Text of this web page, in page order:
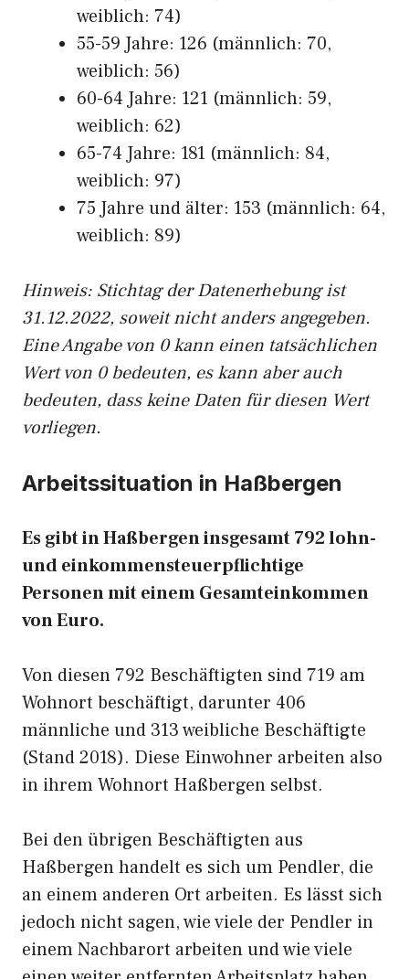
weiblich: 74)
55-59 Jahre: 126 (männlich: 70,
weiblich: 56)
60-64 Jahre: 121 (männlich: 59,
weiblich: 62)
65-74 Jahre: 181 (männlich: 84,
weiblich: 97)
75 Jahre und älter: 153 (männlich: 64,
weiblich: 89)
Hinweis: Stichtag der Datenerhebung ist
31.12.2022, soweit nicht anders angegeben.
Eine Angabe von 0 kann einen tatsächlichen
Wert von 0 bedeuten, es kann aber auch
bedeuten, dass keine Daten für diesen Wert
vorliegen.
Arbeitssituation in Haßbergen
Es gibt in Haßbergen insgesamt 792 lohn-
und einkommensteuerpflichtige
Personen mit einem Gesamteinkommen
von Euro.
Von diesen 792 Beschäftigten sind 719 am
Wohnort beschäftigt, darunter 406
männliche und 313 weibliche Beschäftigte
(Stand 2018). Diese Einwohner arbeiten also
in ihrem Wohnort Haßbergen selbst.
Bei den übrigen Beschäftigten aus
Haßbergen handelt es sich um Pendler, die
an einem anderen Ort arbeiten. Es lässt sich
jedoch nicht sagen, wie viele der Pendler in
einem Nachbarort arbeiten und wie viele